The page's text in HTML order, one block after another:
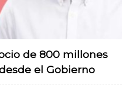
de 800 millones
el Gobierno